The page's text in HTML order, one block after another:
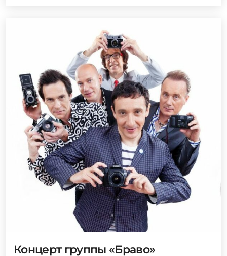
Концерт группы «Браво»